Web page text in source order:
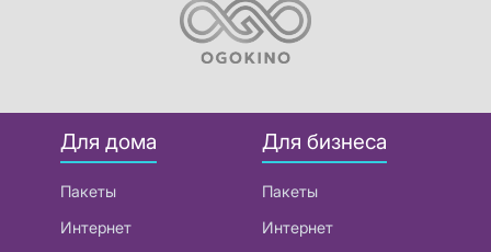
Для дома
Пакеты
Интернет
Для бизнеса
Пакеты
Интернет